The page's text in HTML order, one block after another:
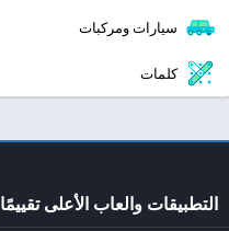
سيارات ومركبات
كلمات
التطبيقات والعاب الأعلى تقييمًا